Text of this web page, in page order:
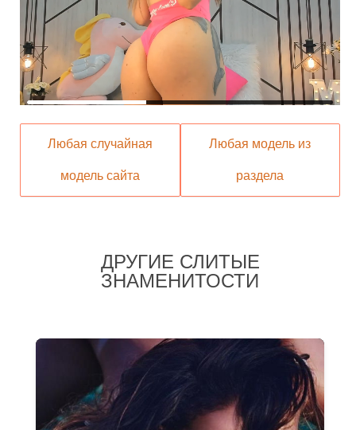
Любая случайная
модель сайта
Любая модель из
раздела
ДРУГИЕ СЛИТЫЕ
ЗНАМЕНИТОСТИ